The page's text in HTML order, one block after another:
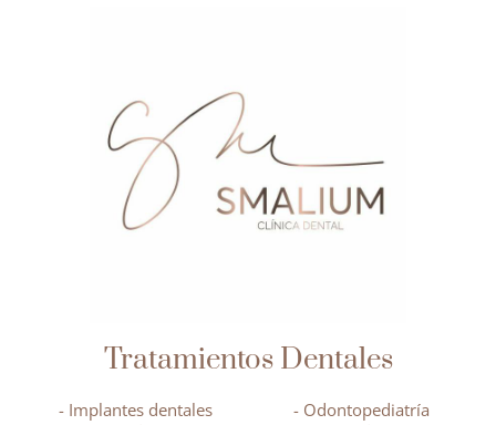
Tratamientos Dentales
- Implantes dentales
- Odontopediatría